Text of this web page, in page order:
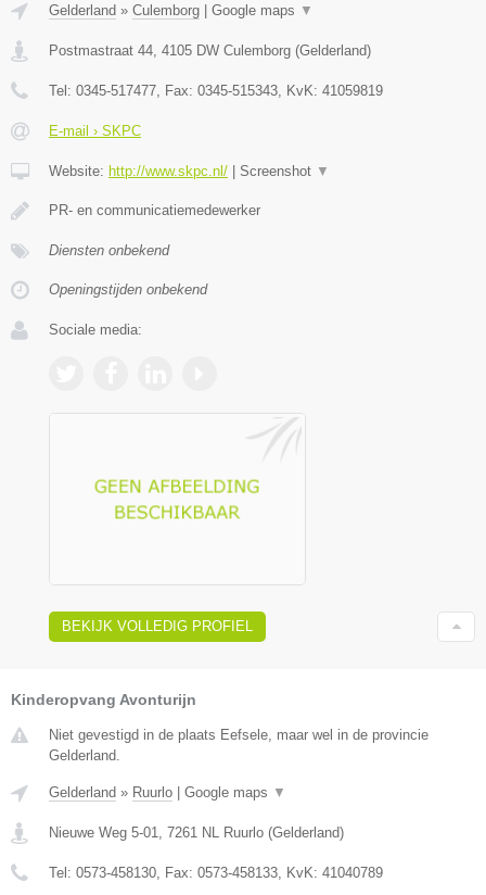
Gelderland » Culemborg Google maps ▼
Postmastraat 44 4105 DW Culemborg (Gelderland)
Tel: 0345-517477 , Fax: 0345-515343 , KvK: 41059819
E-mail › SKPC
Website: http://www.skpc.nl/ Screenshot ▼
PR- en communicatiemedewerker
Diensten onbekend
Openingstijden onbekend
Sociale media:
BEKIJK VOLLEDIG PROFIEL
Kinderopvang Avonturijn
Niet gevestigd in de plaats Eefsele, maar wel in de provincie
Gelderland.
Gelderland » Ruurlo | Google maps ▼
Nieuwe Weg 5-01 7261 NL Ruurlo (Gelderland)
Tel: 0573-458130 , Fax: 0573-458133 , KvK: 41040789